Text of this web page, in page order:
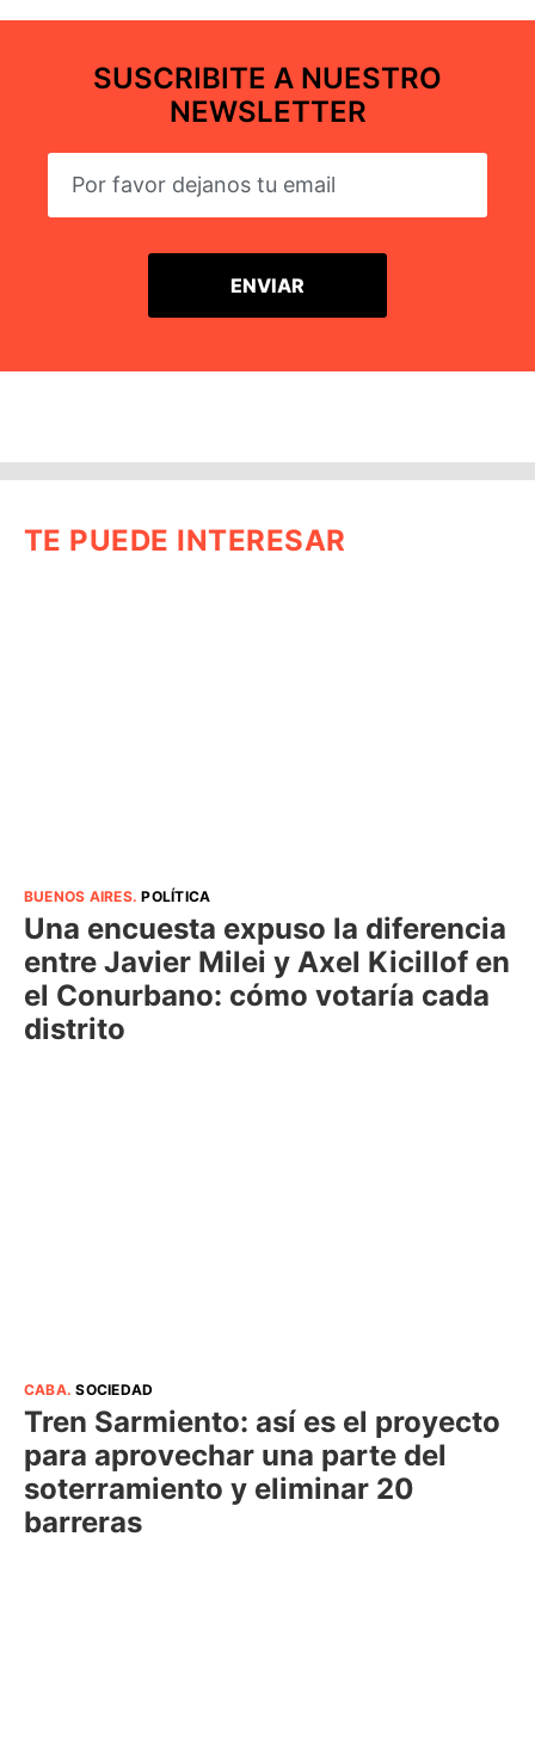
SUSCRIBITE A NUESTRO
NEWSLETTER
TE PUEDE INTERESAR
BUENOS AIRES.POLÍTICA
Una encuesta expuso la diferencia
entre Javier Milei y Axel Kicillof en
el Conurbano: cómo votaría cada
distrito
CABA.SOCIEDAD
Tren Sarmiento: así es el proyecto
para aprovechar una parte del
soterramiento y eliminar 20
barreras